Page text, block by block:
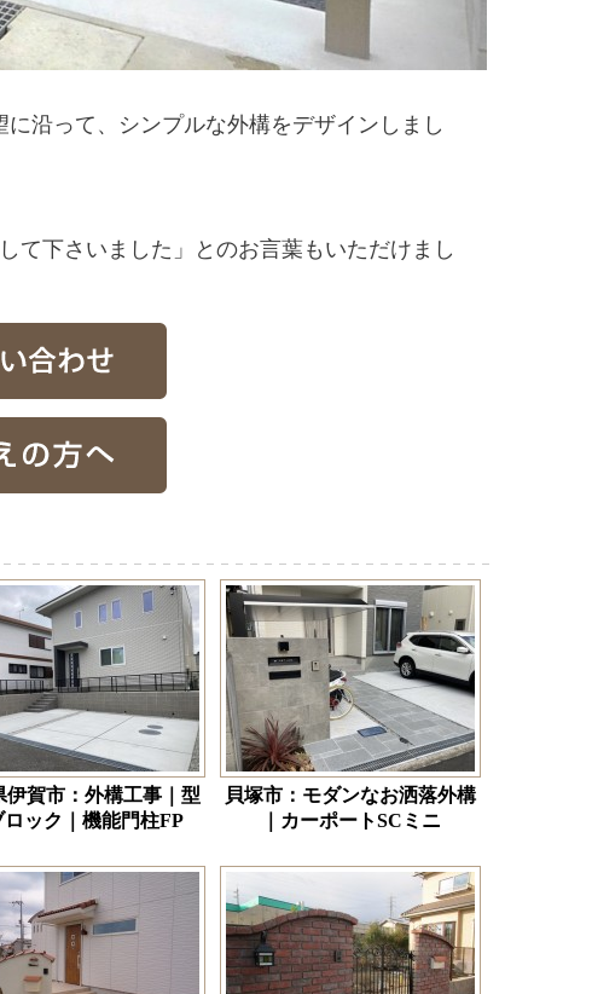
沿って、シンプルな外構をデザインしまし
て下さいました」とのお言葉もいただけまし
伊賀市：外構工事｜型
ロック｜機能門柱FP
貝塚市：モダンなお洒落外構
｜カーポートSCミニ